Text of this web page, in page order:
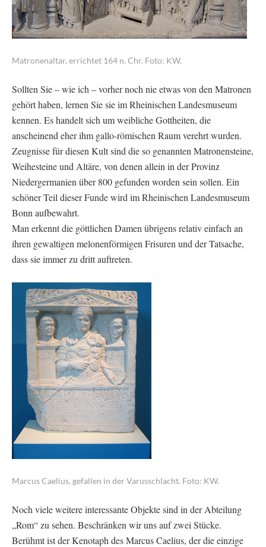
Matronenaltar, errichtet 164 n. Chr. Foto: KW.
Sollten Sie – wie ich – vorher noch nie etwas von den Matronen
gehört haben, lernen Sie sie im Rheinischen Landesmuseum
kennen. Es handelt sich um weibliche Gottheiten, die
anscheinend eher ihm gallo-römischen Raum verehrt wurden.
Zeugnisse für diesen Kult sind die so genannten Matronensteine,
Weihesteine und Altäre, von denen allein in der Provinz
Niedergermanien über 800 gefunden worden sein sollen. Ein
schöner Teil dieser Funde wird im Rheinischen Landesmuseum
Bonn aufbewahrt.
Man erkennt die göttlichen Damen übrigens relativ einfach an
ihren gewaltigen melonenförmigen Frisuren und der Tatsache,
dass sie immer zu dritt auftreten.
Marcus Caelius, gefallen in der Varusschlacht. Foto: KW.
Noch viele weitere interessante Objekte sind in der Abteilung
„Rom“ zu sehen. Beschränken wir uns auf zwei Stücke.
Berühmt ist der Kenotaph des Marcus Caelius, der die einzige